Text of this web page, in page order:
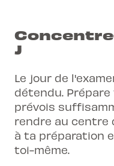
J
Le jour de
détendu.
prévois
rendre au centre
à ta préparation
toi-même.